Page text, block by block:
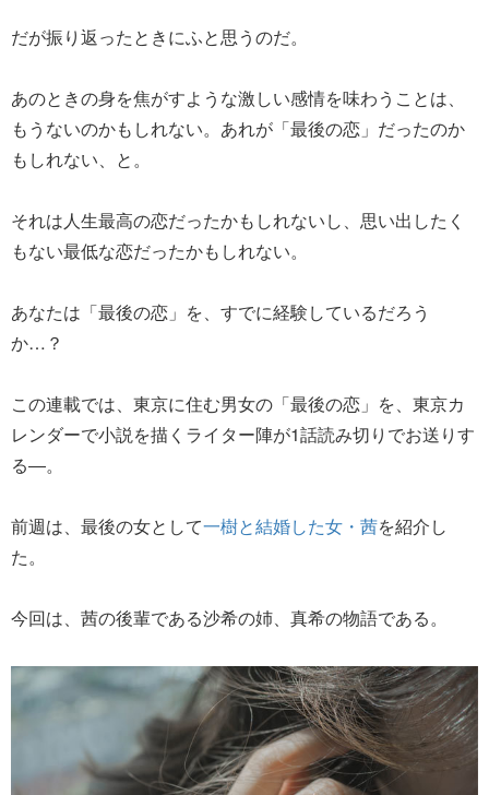
だが振り返ったときにふと思うのだ。
あのときの身を焦がすような激しい感情を味わうことは、
もうないのかもしれない。あれが「最後の恋」だったのか
もしれない、と。
それは人生最高の恋だったかもしれないし、思い出したく
もない最低な恋だったかもしれない。
あなたは「最後の恋」を、すでに経験しているだろう
か…？
この連載では、東京に住む男女の「最後の恋」を、東京カ
レンダーで小説を描くライター陣が1話読み切りでお送りす
る―。
前週は、最後の女として一樹と結婚した女・茜を紹介し
た。
今回は、茜の後輩である沙希の姉、真希の物語である。